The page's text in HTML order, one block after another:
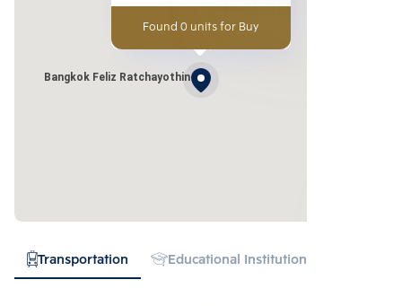
Bangkok Feliz Ratchayothin
Found 0 units for Buy
Transportation Educational Institution